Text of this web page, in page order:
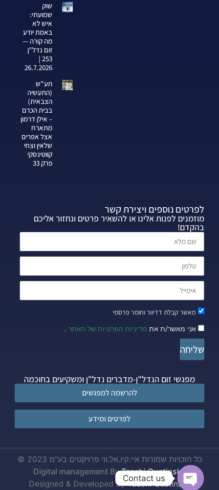
שוק
שמועתי:
איש לא
באמת יודע
מה קורה —
זום נדל"ן
253 |
26.7.2026
תע"ש
(התעשיה
הצבאית)
בבית הכרם
– אילן דרמון
מתארח
אצל אפרים
שלאין וצחי
קווטינסקי
פרק 33
לפרטים נוספים ויצירת קשר
מוזמנים לפנות אלינו או להשאיר פרטים ונחזור אליכם
בהקדם!
מאשר קבלת דדיוור וחומר פרסמי
אני מאשר/ת את מדיניות הפרטיות של האתר .
שליחה
מפגשי זום הנדל"ן-מדברים נדל"ן ומשקיעים בחוכמה
להרשמה למפגשים
לפרטים ומידע
כל הזכויות שמורות איי.קיו.אל.ווי פרויקטים בע"מ 2023 ©
Digital management By Tzachi Quatinsky
Designed & Developed By Tzachi Quatinsky
Contact us